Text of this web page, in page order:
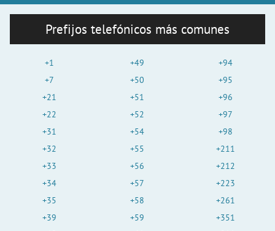
Prefijos telefónicos más comunes
+1
+7
+21
+22
+31
+32
+33
+34
+35
+39
+49
+50
+51
+52
+54
+55
+56
+57
+58
+59
+94
+95
+96
+97
+98
+211
+212
+223
+261
+351